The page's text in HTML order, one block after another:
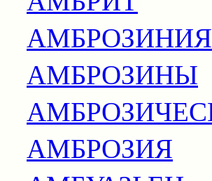
АМБРОЗИНИЯ
АМБРОЗИНЫ
АМБРОЗИЯ